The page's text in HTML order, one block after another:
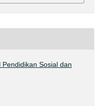
Sosial dan